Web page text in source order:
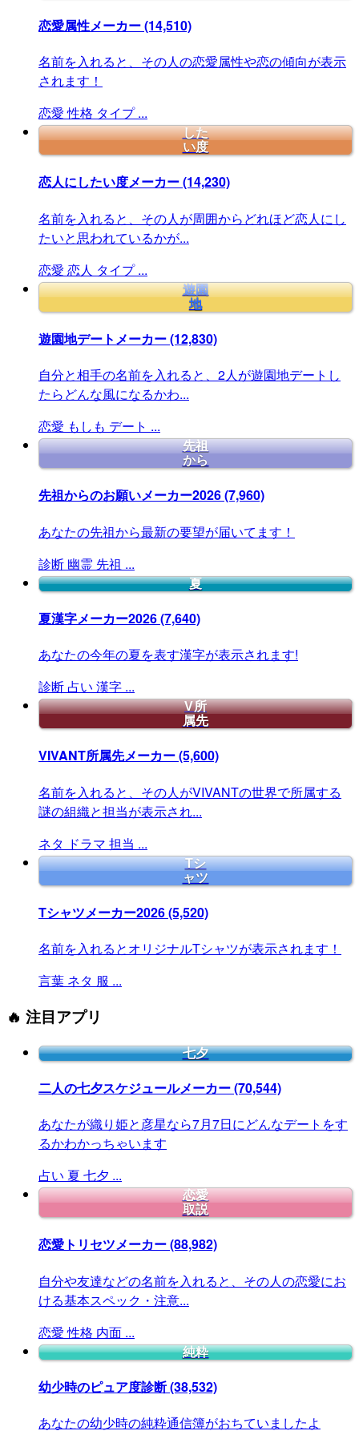
恋愛属性メーカー(14,510)
名前を入れると、その人の恋愛属性や恋の傾向が表示
されます！
恋愛 性格 タイプ ...
した
い度
恋人にしたい度メーカー(14,230)
名前を入れると、その人が周囲からどれほど恋人にし
たいと思われているかが...
恋愛 恋人 タイプ ...
遊園
地
遊園地デートメーカー(12,830)
自分と相手の名前を入れると、2人が遊園地デートし
たらどんな風になるかわ...
恋愛 もしも デート ...
先祖
から
先祖からのお願いメーカー2026(7,960)
あなたの先祖から最新の要望が届いてます！
診断 幽霊 先祖 ...
夏
夏漢字メーカー2026(7,640)
あなたの今年の夏を表す漢字が表示されます!
診断 占い 漢字 ...
V所
属先
VIVANT所属先メーカー(5,600)
名前を入れると、その人がVIVANTの世界で所属する
謎の組織と担当が表示され...
ネタ ドラマ 担当 ...
Tシ
ャツ
Tシャツメーカー2026(5,520)
名前を入れるとオリジナルTシャツが表示されます！
言葉 ネタ 服 ...
🔥 注目アプリ
七夕
二人の七夕スケジュールメーカー(70,544)
あなたが織り姫と彦星なら7月7日にどんなデートをす
るかわかっちゃいます
占い 夏 七夕 ...
恋愛
取説
恋愛トリセツメーカー(88,982)
自分や友達などの名前を入れると、その人の恋愛にお
ける基本スペック・注意...
恋愛 性格 内面 ...
純粋
幼少時のピュア度診断(38,532)
あなたの幼少時の純粋通信簿がおちていましたよ